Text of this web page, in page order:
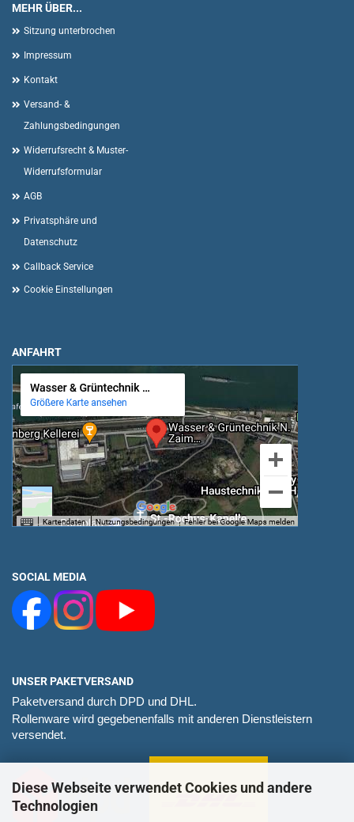
Diese Webseite verwendet Cookies und andere
Technologien
MEHR ÜBER...
Sitzung unterbrochen
Impressum
Kontakt
Versand- &
Zahlungsbedingungen
Widerrufsrecht & Muster-
Widerrufsformular
AGB
Privatsphäre und
Datenschutz
Callback Service
Cookie Einstellungen
ANFAHRT
SOCIAL MEDIA
UNSER PAKETVERSAND
Paketversand durch DPD und DHL.
Rollenware wird gegebenenfalls mit anderen Dienstleistern
versendet.